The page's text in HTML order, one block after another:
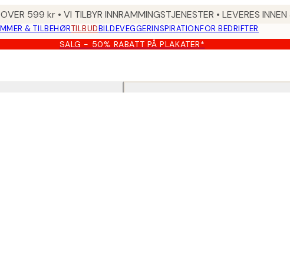
599 kr • VI TILBYR INNRAMMINGSTJENESTER • LEVERES
& TILBEHØRTILBUDBILDEVEGGERINSPIRATIONFOR BEDRIFTER
SALG - 50% RABATT PÅ PLAKATER*